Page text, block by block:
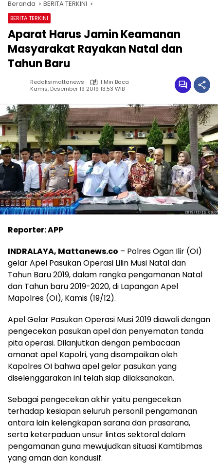
Beranda BERITA TERKINI
BERITA TERKINI
Aparat Harus Jamin Keamanan
Masyarakat Rayakan Natal dan
Tahun Baru
Redaksimattanews
1 Min Baca
Kamis, Desember 19 2019 13:53 WIB
Reporter: APP
INDRALAYA, Mattanews.co – Polres Ogan Ilir (OI)
gelar Apel Pasukan Operasi Lilin Musi Natal dan
Tahun Baru 2019, dalam rangka pengamanan Natal
dan Tahun baru 2019-2020, di Lapangan Apel
Mapolres (OI), Kamis (19/12).
Apel Gelar Pasukan Operasi Musi 2019 diawali dengan
pengecekan pasukan apel dan penyematan tanda
pita operasi. Dilanjutkan dengan pembacaan
amanat apel Kapolri, yang disampaikan oleh
Kapolres OI bahwa apel gelar pasukan yang
diselenggarakan ini telah siap dilaksanakan.
Sebagai pengecekan akhir yaitu pengecekan
terhadap kesiapan seluruh personil pengamanan
antara lain kelengkapan sarana dan prasarana,
serta keterpaduan unsur lintas sektoral dalam
pengamanan guna mewujudkan situasi Kamtibmas
yang aman dan kondusif.